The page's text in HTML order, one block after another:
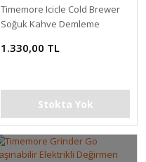
Timemore Icicle Cold Brewer
Soğuk Kahve Demleme
1.330,00 TL
Stokta Yok